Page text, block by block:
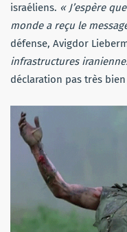
israéliens. « J’espère
monde a reçu le
défense, Avigdor
infrastructures
déclaration pas très